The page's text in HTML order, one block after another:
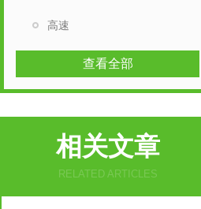
高速
查看全部
相关文章
RELATED ARTICLES